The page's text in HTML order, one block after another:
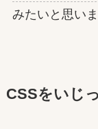
みたいと思いま
CSSをいじ